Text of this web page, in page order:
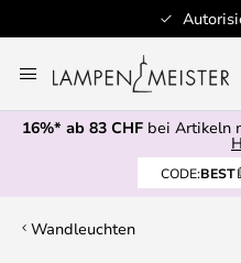
Inhalt
springen
16%* ab 83 CHFbei Artikeln
CODE:BEST
Wandleuchten